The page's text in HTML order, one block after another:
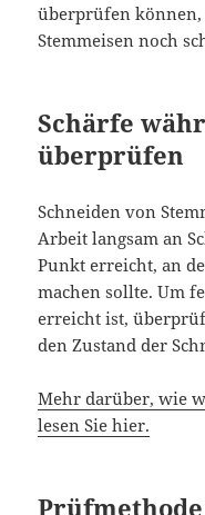
überprüfen können,
Stemmeisen noch
Schärfe
überprüfen
Schneiden von
Arbeit langsam an
Punkt erreicht, an
machen sollte. Um
erreicht ist,
den Zustand der
Mehr darüber, wie
lesen Sie hier.